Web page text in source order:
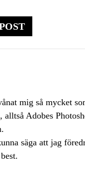
mig så mycket
alltså Adobes
säga att jag